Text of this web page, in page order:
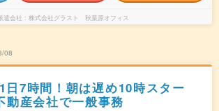
遣会社 株式会社グラスト 秋葉原オフィス
08
日7時間！朝は遅め10時スター
動産会社で一般事務